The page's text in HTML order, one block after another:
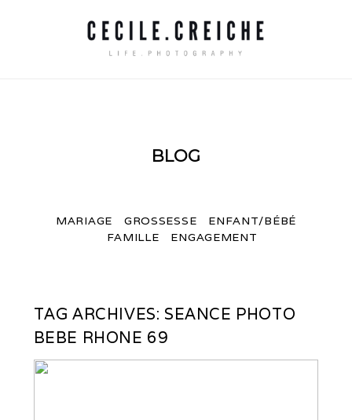
BLOG
MARIAGE GROSSESSE
ENFANT/BÉBÉ
FAMILLE
ENGAGEMENT
TAG ARCHIVES: SEANCE PHOTO
BEBE RHONE 69